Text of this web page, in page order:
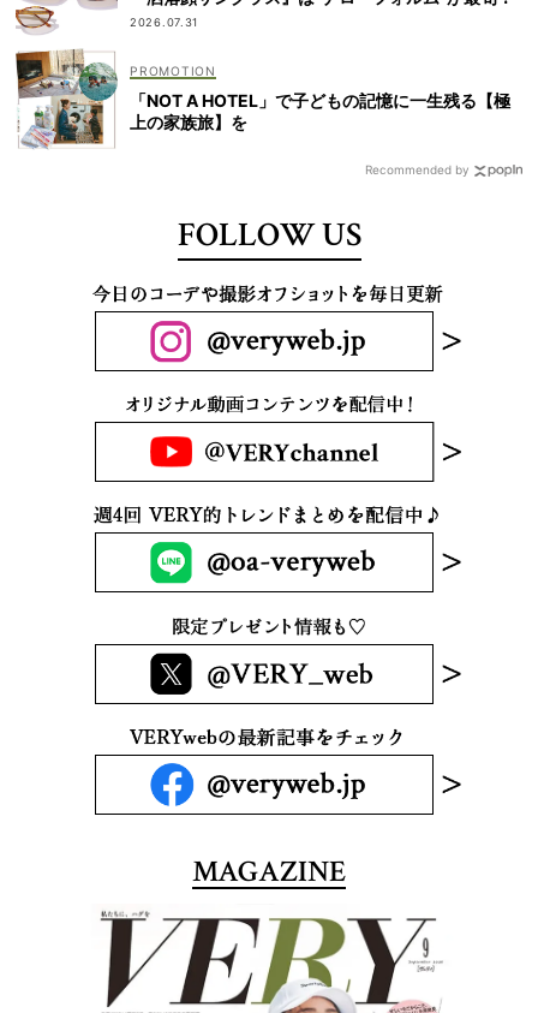
2026.07.31
「NOT A HOTEL」で子どもの記憶に一生残る【極
上の家族旅】を
Recommended by
FOLLOW US
MAGAZINE